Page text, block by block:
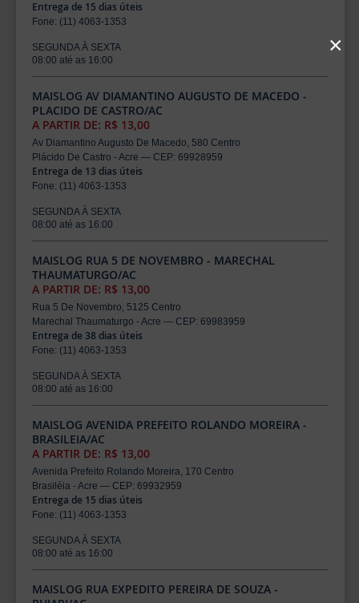
Entrega de 15 dias úteis
Fone: (11) 4063-1353
SEGUNDA À SEXTA
08:00 até as 16:00
MAISLOG AV DIAMANTINO AUGUSTO DE MACEDO -
PLACIDO DE CASTRO/AC
A PARTIR DE: R$ 13,00
Av Diamantino Augusto De Macedo, 580 Centro
Plácido De Castro - Acre — CEP: 69928959
Entrega de 13 dias úteis
Fone: (11) 4063-1353
SEGUNDA À SEXTA
08:00 até as 16:00
MAISLOG RUA 5 DE NOVEMBRO - MARECHAL
THAUMATURGO/AC
A PARTIR DE: R$ 13,00
Rua 5 De Novembro, 5125 Centro
Marechal Thaumaturgo - Acre — CEP: 69983959
Entrega de 38 dias úteis
Fone: (11) 4063-1353
SEGUNDA À SEXTA
08:00 até as 16:00
MAISLOG AVENIDA PREFEITO ROLANDO MOREIRA -
BRASILEIA/AC
A PARTIR DE: R$ 13,00
Avenida Prefeito Rolando Moreira, 170 Centro
Brasiléia - Acre — CEP: 69932959
Entrega de 15 dias úteis
Fone: (11) 4063-1353
SEGUNDA À SEXTA
08:00 até as 16:00
MAISLOG RUA EXPEDITO PEREIRA DE SOUZA -
×